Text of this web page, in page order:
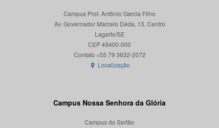
Campus Prof. Antônio Garcia Filho
Av. Governador Marcelo Déda, 13, Centro
Lagarto/SE
CEP 49400-000
Localização
Campus Nossa Senhora da Glória
Campus do Sertão